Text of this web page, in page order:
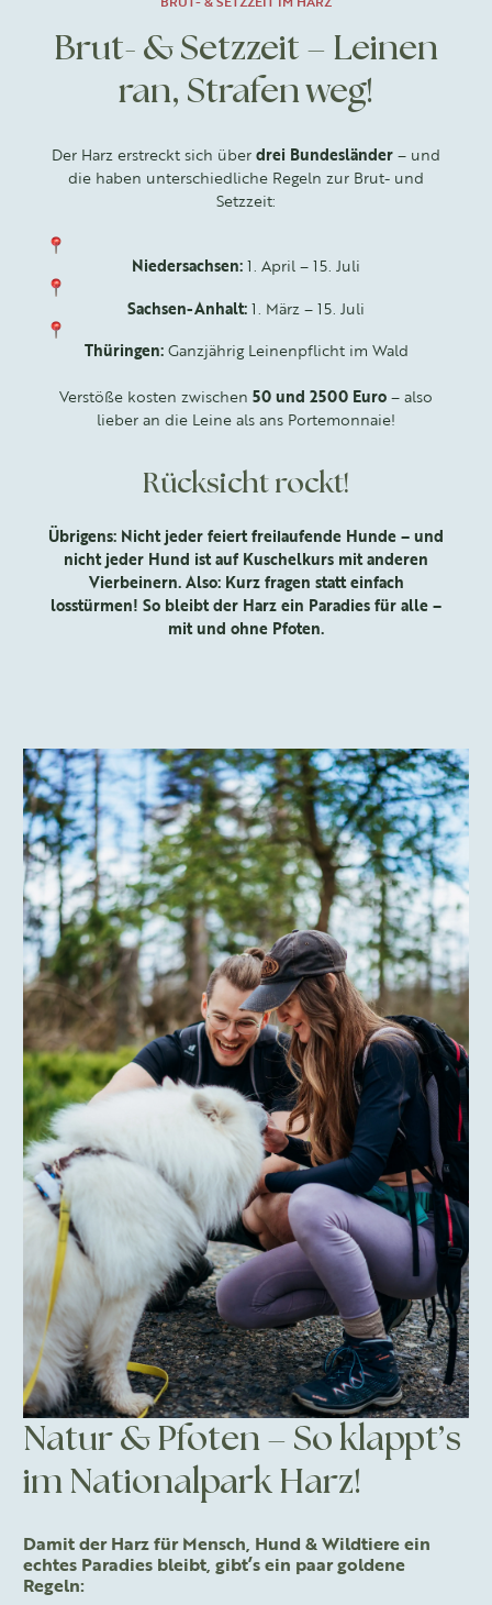
Brut- & Setzzeit – Leinen
ran, Strafen weg!
Der Harz erstreckt sich über drei Bundesländer – und
die haben unterschiedliche Regeln zur Brut- und
Setzzeit:
Niedersachsen: 1. April – 15. Juli
Sachsen-Anhalt: 1. März – 15. Juli
Thüringen:Ganzjährig Leinenpflicht im Wald
Verstöße kosten zwischen 50 und 2500 Euro – also
lieber an die Leine als ans Portemonnaie!
Rücksicht rockt!
Übrigens: Nicht jeder feiert freilaufende Hunde – und
nicht jeder Hund ist auf Kuschelkurs mit anderen
Vierbeinern. Also: Kurz fragen statt einfach
losstürmen! So bleibt der Harz ein Paradies für alle –
mit und ohne Pfoten.
Natur & Pfoten – So klappt’s
im Nationalpark Harz!
Damit der Harz für Mensch, Hund & Wildtiere ein
echtes Paradies bleibt, gibt’s ein paar goldene
Regeln: